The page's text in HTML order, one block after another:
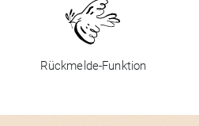
Rückmelde-Funktion